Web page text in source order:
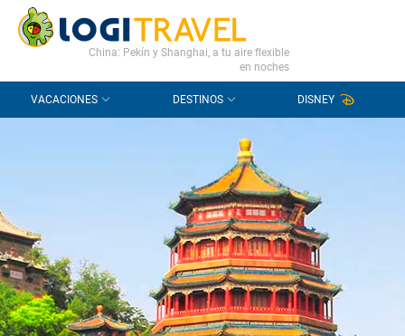
CONTACTO PREGUNTAS FRECUENTES
China: Pekín y Shanghai, a tu aire flexible
en noches
VACACIONES DESTINOS DISNEY